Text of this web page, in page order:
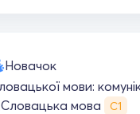
Новачок
мови:
Словацька мова С1